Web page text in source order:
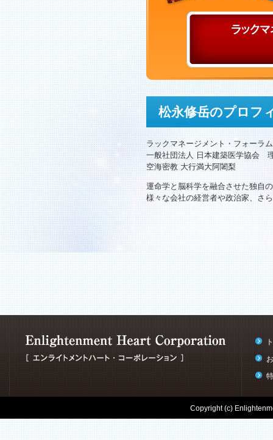
松永修岳のプロフ
ラックマネージメント・フォーラ
一般社団法人 日本建築医学協会
空海密教 大行満大阿闍梨
運命学と脳科学を融合させた独自
様々な会社の経営者や政治家、さ
Copyright (c)